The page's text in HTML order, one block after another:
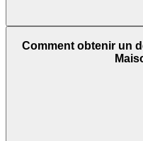
Comment obtenir un